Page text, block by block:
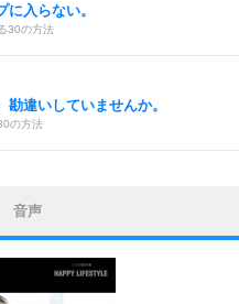
に入らない。
30の方法
勘違いしていませんか。
の方法
。
他人を見ない。
なる30の方法
音声